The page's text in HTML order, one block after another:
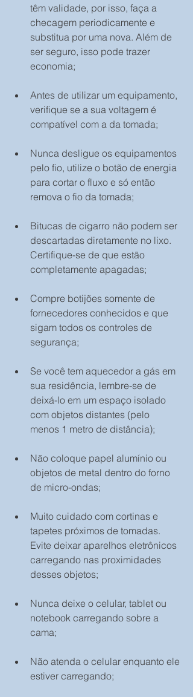
têm validade, por isso, faça a
checagem periodicamente e
substitua por uma nova. Além de
ser seguro, isso pode trazer
economia;
Antes de utilizar um equipamento,
verifique se a sua voltagem é
compatível com a da tomada;
Nunca desligue os equipamentos
pelo fio, utilize o botão de energia
para cortar o fluxo e só então
remova o fio da tomada;
Bitucas de cigarro não podem ser
descartadas diretamente no lixo.
Certifique-se de que estão
completamente apagadas;
Compre botijões somente de
fornecedores conhecidos e que
sigam todos os controles de
segurança;
Se você tem aquecedor a gás em
sua residência, lembre-se de
deixá-lo em um espaço isolado
com objetos distantes (pelo
menos 1 metro de distância);
Não coloque papel alumínio ou
objetos de metal dentro do forno
de micro-ondas;
Muito cuidado com cortinas e
tapetes próximos de tomadas.
Evite deixar aparelhos eletrônicos
carregando nas proximidades
desses objetos;
Nunca deixe o celular, tablet ou
notebook carregando sobre a
cama;
Não atenda o celular enquanto ele
estiver carregando;